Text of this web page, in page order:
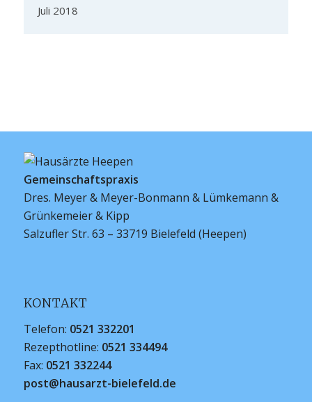
Juli 2018
Gemeinschaftspraxis
Dres. Meyer & Meyer-Bonmann & Lümkemann &
Grünkemeier & Kipp
Salzufler Str. 63 – 33719 Bielefeld (Heepen)
KONTAKT
Telefon: 0521 332201
Rezepthotline: 0521 334494
Fax: 0521 332244
post@hausarzt-bielefeld.de